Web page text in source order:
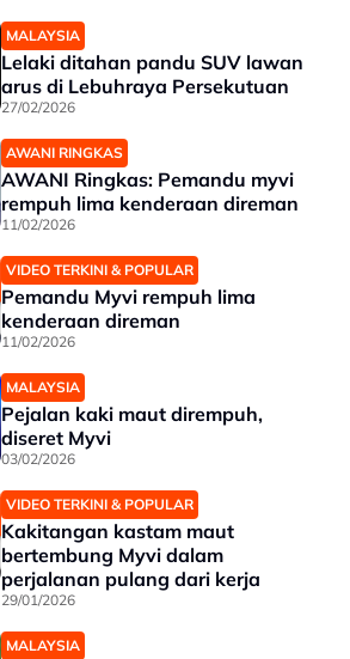
MALAYSIA
Lelaki ditahan pandu SUV lawan
arus di Lebuhraya Persekutuan
27/02/2026
AWANI RINGKAS
AWANI Ringkas: Pemandu myvi
rempuh lima kenderaan direman
11/02/2026
VIDEO TERKINI & POPULAR
Pemandu Myvi rempuh lima
kenderaan direman
11/02/2026
MALAYSIA
Pejalan kaki maut dirempuh,
diseret Myvi
03/02/2026
VIDEO TERKINI & POPULAR
Kakitangan kastam maut
bertembung Myvi dalam
perjalanan pulang dari kerja
29/01/2026
MALAYSIA